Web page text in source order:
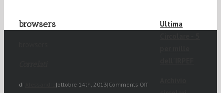
browsers
di |ottobre 14th, 2013|Comments Off
Ultima